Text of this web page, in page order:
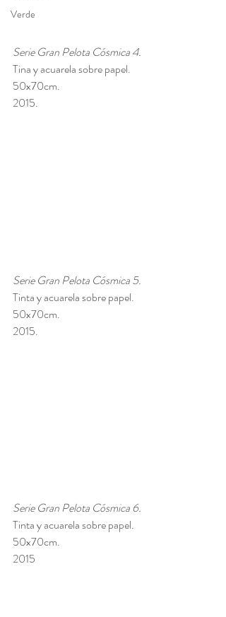
Verde
Serie Gran Pelota Cósmica 4.
Tina y acuarela sobre papel.
50x70cm.
2015.
Serie Gran Pelota Cósmica 5.
Tinta y acuarela sobre papel.
50x70cm.
2015.
Serie Gran Pelota Cósmica 6.
Tinta y acuarela sobre papel.
50x70cm.
2015